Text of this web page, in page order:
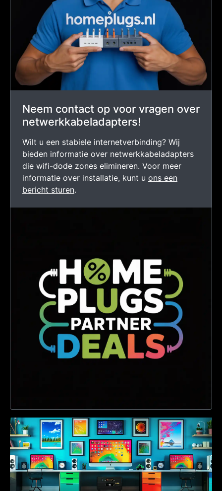
Neem contact op voor vragen over
netwerkkabeladapters!
Wilt u een stabiele internetverbinding? Wij
bieden informatie over netwerkkabeladapters
die wifi-dode zones elimineren. Voor meer
informatie over installatie, kunt u ons een
bericht sturen.